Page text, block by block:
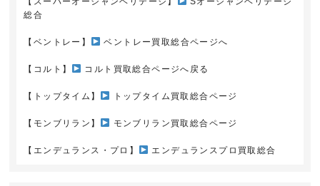
総合
【ベントレー】 ベントレー買取総合ページへ
【コルト】 コルト買取総合ページへ戻る
【トップタイム】 トップタイム買取総合ページ
【モンブリラン】 モンブリラン買取総合ページ
【エンデュランス・プロ】 エンデュランスプロ買取総合